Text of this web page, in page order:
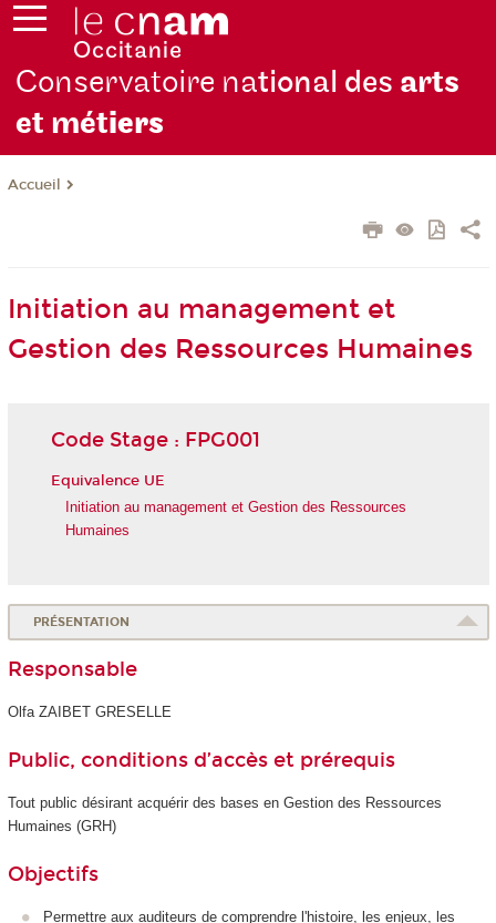
Conservatoire national des arts
et métiers
Accueil
Initiation au management et
Gestion des Ressources Humaines
Code Stage : FPG001
Equivalence UE
Initiation au management et Gestion des Ressources
Humaines
PRÉSENTATION
Responsable
Olfa ZAIBET GRESELLE
Public, conditions d’accès et prérequis
Tout public désirant acquérir des bases en Gestion des Ressources
Humaines (GRH)
Objectifs
Permettre aux auditeurs de comprendre l'histoire, les enjeux, les